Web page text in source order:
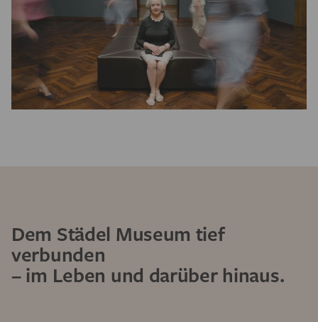
Dem Städel Museum tief
verbunden
– im Leben und darüber hinaus.